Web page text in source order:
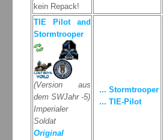
kein Repack!
TIE Pilot and
Stormtrooper
(Version aus
dem SWJahr -5)
Imperialer
Soldat
Original
... Stormtrooper
... TIE-Pilot